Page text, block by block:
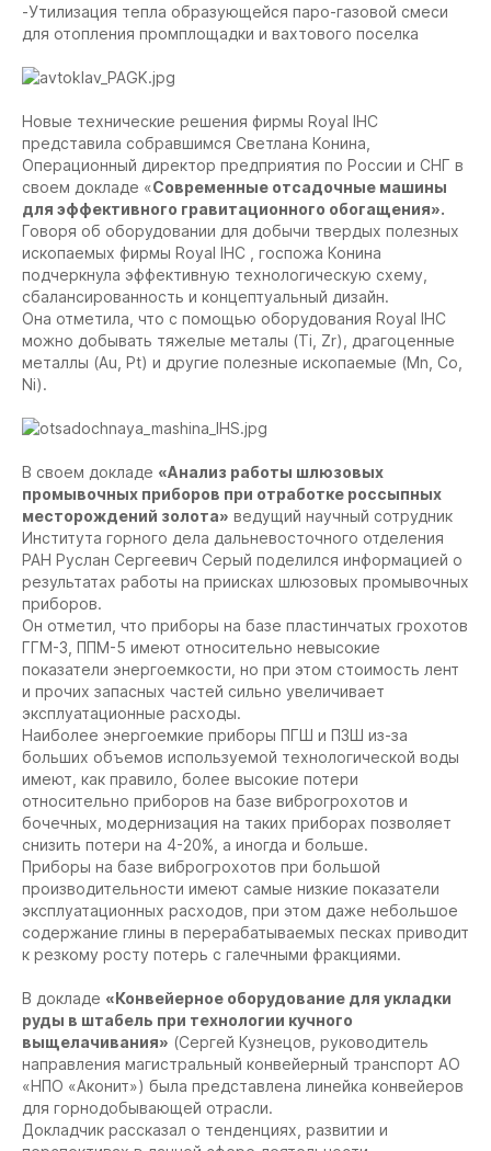
-Утилизация тепла образующейся паро-газовой смеси
для отопления промплощадки и вахтового поселка
Новые технические решения фирмы Royal IHC
представила собравшимся Светлана Конина,
Операционный директор предприятия по России и СНГ в
своем докладе «Современные отсадочные машины
для эффективного гравитационного обогащения».
Говоря об оборудовании для добычи твердых полезных
ископаемых фирмы Royal IHC , госпожа Конина
подчеркнула эффективную технологическую схему,
сбалансированность и концептуальный дизайн.
Она отметила, что с помощью оборудования Royal IHC
можно добывать тяжелые металы (Ti, Zr), драгоценные
металлы (Au, Pt) и другие полезные ископаемые (Mn, Co,
Ni).
В своем докладе «Анализ работы шлюзовых
промывочных приборов при отработке россыпных
месторождений золота» ведущий научный сотрудник
Института горного дела дальневосточного отделения
РАН Руслан Сергеевич Серый поделился информацией о
результатах работы на приисках шлюзовых промывочных
приборов.
Он отметил, что приборы на базе пластинчатых грохотов
ГГМ-3, ППМ-5 имеют относительно невысокие
показатели энергоемкости, но при этом стоимость лент
и прочих запасных частей сильно увеличивает
эксплуатационные расходы.
Наиболее энергоемкие приборы ПГШ и ПЗШ из-за
больших объемов используемой технологической воды
имеют, как правило, более высокие потери
относительно приборов на базе виброгрохотов и
бочечных, модернизация на таких приборах позволяет
снизить потери на 4-20%, а иногда и больше.
Приборы на базе виброгрохотов при большой
производительности имеют самые низкие показатели
эксплуатационных расходов, при этом даже небольшое
содержание глины в перерабатываемых песках приводит
к резкому росту потерь с галечными фракциями.
В докладе «Конвейерное оборудование для укладки
руды в штабель при технологии кучного
выщелачивания» (Сергей Кузнецов, руководитель
направления магистральный конвейерный транспорт АО
«НПО «Аконит») была представлена линейка конвейеров
для горнодобывающей отрасли.
Докладчик рассказал о тенденциях, развитии и